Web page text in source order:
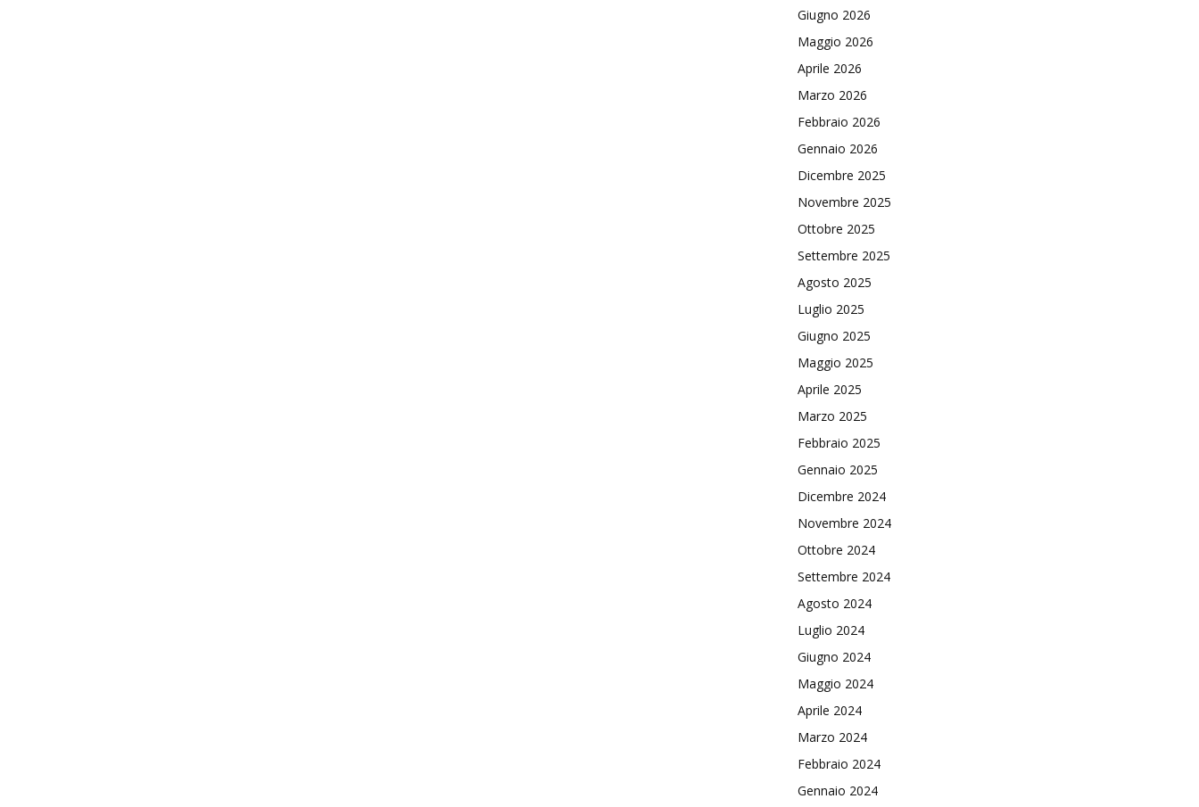
Giugno 2026
Maggio 2026
Aprile 2026
Marzo 2026
Febbraio 2026
Gennaio 2026
Dicembre 2025
Novembre 2025
Ottobre 2025
Settembre 2025
Agosto 2025
Luglio 2025
Giugno 2025
Maggio 2025
Aprile 2025
Marzo 2025
Febbraio 2025
Gennaio 2025
Dicembre 2024
Novembre 2024
Ottobre 2024
Settembre 2024
Agosto 2024
Luglio 2024
Giugno 2024
Maggio 2024
Aprile 2024
Marzo 2024
Febbraio 2024
Gennaio 2024